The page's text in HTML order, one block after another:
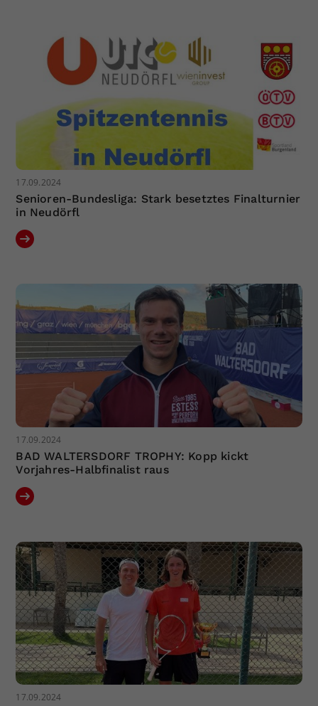
17.09.2024
Senioren-Bundesliga: Stark besetztes Finalturnier
in Neudörfl
17.09.2024
BAD WALTERSDORF TROPHY: Kopp kickt
Vorjahres-Halbfinalist raus
17.09.2024
Zweck
zufällig generierte ID, für die
historische Speicherung Ihrer
vorgenommen Einstellungen, falls der
Webseiten-Betreiber dies eingestellt
hat.